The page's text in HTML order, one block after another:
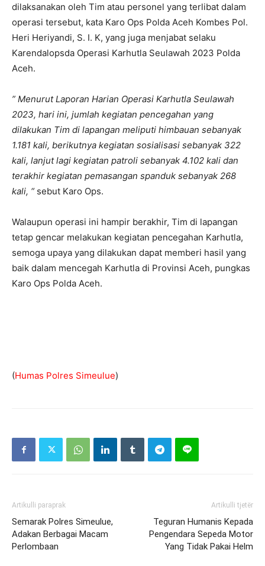
dilaksanakan oleh Tim atau personel yang terlibat dalam
operasi tersebut, kata Karo Ops Polda Aceh Kombes Pol.
Heri Heriyandi, S. I. K, yang juga menjabat selaku
Karendalopsda Operasi Karhutla Seulawah 2023 Polda
Aceh.
” Menurut Laporan Harian Operasi Karhutla Seulawah
2023, hari ini, jumlah kegiatan pencegahan yang
dilakukan Tim di lapangan meliputi himbauan sebanyak
1.181 kali, berikutnya kegiatan sosialisasi sebanyak 322
kali, lanjut lagi kegiatan patroli sebanyak 4.102 kali dan
terakhir kegiatan pemasangan spanduk sebanyak 268
kali, “sebut Karo Ops.
Walaupun operasi ini hampir berakhir, Tim di lapangan
tetap gencar melakukan kegiatan pencegahan Karhutla,
semoga upaya yang dilakukan dapat memberi hasil yang
baik dalam mencegah Karhutla di Provinsi Aceh, pungkas
Karo Ops Polda Aceh.
(Humas Polres Simeulue)
Artikulli paraprak
Semarak Polres Simeulue,
Adakan Berbagai Macam
Perlombaan
Artikulli tjetër
Teguran Humanis Kepada
Pengendara Sepeda Motor
Yang Tidak Pakai Helm